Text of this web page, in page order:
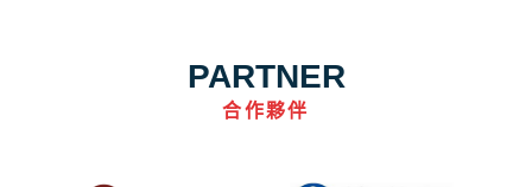
PARTNER
合作夥伴